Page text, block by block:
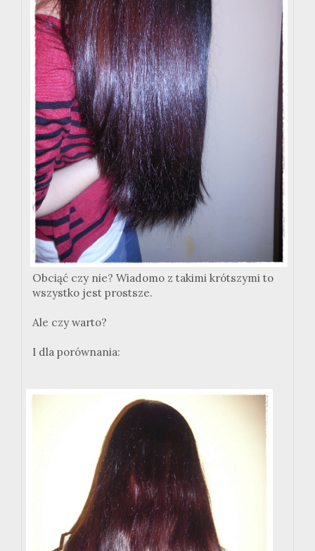
Obciąć czy nie? Wiadomo z takimi krótszymi to
wszystko jest prostsze.
Ale czy warto?
I dla porównania: